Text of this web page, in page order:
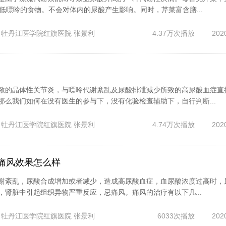
嘌呤的食物。不会对体内的尿酸产生影响。同时，芹菜富含膳...
牡丹江医学院红旗医院 张景利 4.37万次播放
的晶体性关节炎，与嘌呤代谢紊乱及尿酸排泄减少所致的高尿酸血症直
么我们如何在没有医生的参与下，没有化验检查辅助下，自行判断...
牡丹江医学院红旗医院 张景利 4.74万次播放
风效果怎么样
紊乱，尿酸合成增加或者减少，造成高尿酸血症，血尿酸浓度过高时，
肾脏中引起组织异物严重反应，忌痛风。痛风的治疗有以下几...
牡丹江医学院红旗医院 张景利 6033次播放